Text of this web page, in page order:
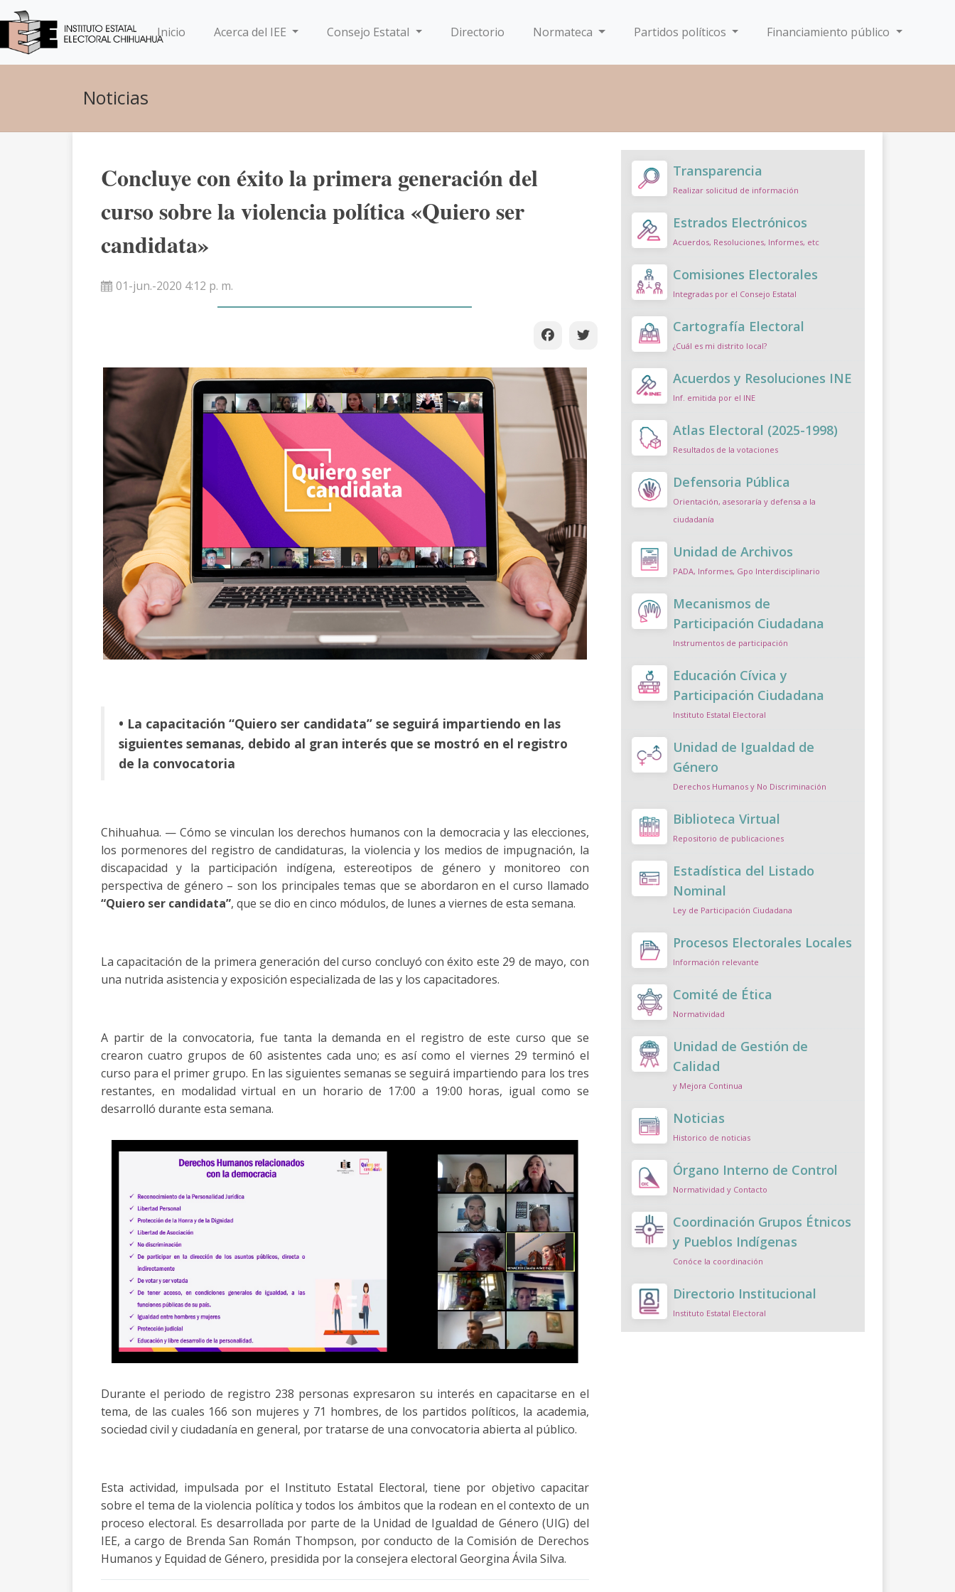
Inicio(current)Acerca del IEE Consejo Estatal Directorio Normateca Partidos políticos Financiamiento público
Noticias
Concluye con éxito la primera generación del
curso sobre la violencia política «Quiero ser
candidata»
01-jun.-2020 4:12 p. m.
• La capacitación “Quiero ser candidata” se seguirá impartiendo en las
siguientes semanas, debido al gran interés que se mostró en el registro
de la convocatoria
Chihuahua. — Cómo se vinculan los derechos humanos con la democracia y las elecciones,
los pormenores del registro de candidaturas, la violencia y los medios de impugnación, la
discapacidad y la participación indígena, estereotipos de género y monitoreo con
perspectiva de género – son los principales temas que se abordaron en el curso llamado
“Quiero ser candidata”, que se dio en cinco módulos, de lunes a viernes de esta semana.
La capacitación de la primera generación del curso concluyó con éxito este 29 de mayo, con
una nutrida asistencia y exposición especializada de las y los capacitadores.
A partir de la convocatoria, fue tanta la demanda en el registro de este curso que se
crearon cuatro grupos de 60 asistentes cada uno; es así como el viernes 29 terminó el
curso para el primer grupo. En las siguientes semanas se seguirá impartiendo para los tres
restantes, en modalidad virtual en un horario de 17:00 a 19:00 horas, igual como se
desarrolló durante esta semana.
Durante el periodo de registro 238 personas expresaron su interés en capacitarse en el
tema, de las cuales 166 son mujeres y 71 hombres, de los partidos políticos, la academia,
sociedad civil y ciudadanía en general, por tratarse de una convocatoria abierta al público.
Esta actividad, impulsada por el Instituto Estatal Electoral, tiene por objetivo capacitar
sobre el tema de la violencia política y todos los ámbitos que la rodean en el contexto de un
proceso electoral. Es desarrollada por parte de la Unidad de Igualdad de Género (UIG) del
IEE, a cargo de Brenda San Román Thompson, por conducto de la Comisión de Derechos
Humanos y Equidad de Género, presidida por la consejera electoral Georgina Ávila Silva.
Transparencia
Realizar solicitud de información
Estrados Electrónicos
Acuerdos, Resoluciones, Informes, etc
Comisiones Electorales
Integradas por el Consejo Estatal
Cartografía Electoral
¿Cuál es mi distrito local?
Acuerdos y Resoluciones INE
Inf. emitida por el INE
Atlas Electoral (2025-1998)
Resultados de la votaciones
Defensoria Pública
Orientación, asesoraría y defensa a la
ciudadanía
Unidad de Archivos
PADA, Informes, Gpo Interdisciplinario
Mecanismos de
Participación Ciudadana
Instrumentos de participación
Educación Cívica y
Participación Ciudadana
Instituto Estatal Electoral
Unidad de Igualdad de
Género
Derechos Humanos y No Discriminación
Biblioteca Virtual
Repositorio de publicaciones
Estadística del Listado
Nominal
Ley de Participación Ciudadana
Procesos Electorales Locales
Información relevante
Comité de Ética
Normatividad
Unidad de Gestión de
Calidad
y Mejora Continua
Noticias
Historico de noticias
Órgano Interno de Control
Normatividad y Contacto
Coordinación Grupos Étnicos
y Pueblos Indígenas
Conóce la coordinación
Directorio Institucional
Instituto Estatal Electoral